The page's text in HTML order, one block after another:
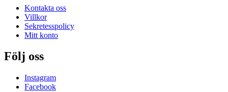
Kontakta oss
Villkor
Sekretesspolicy
Mitt konto
Följ oss
Instagram
Facebook